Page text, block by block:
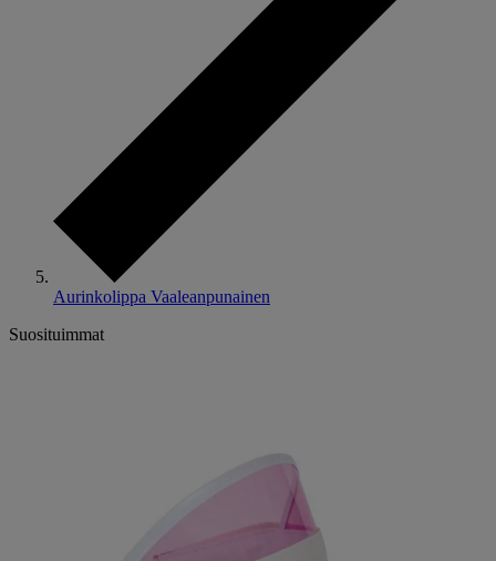
Aurinkolippa Vaaleanpunainen
Suosituimmat